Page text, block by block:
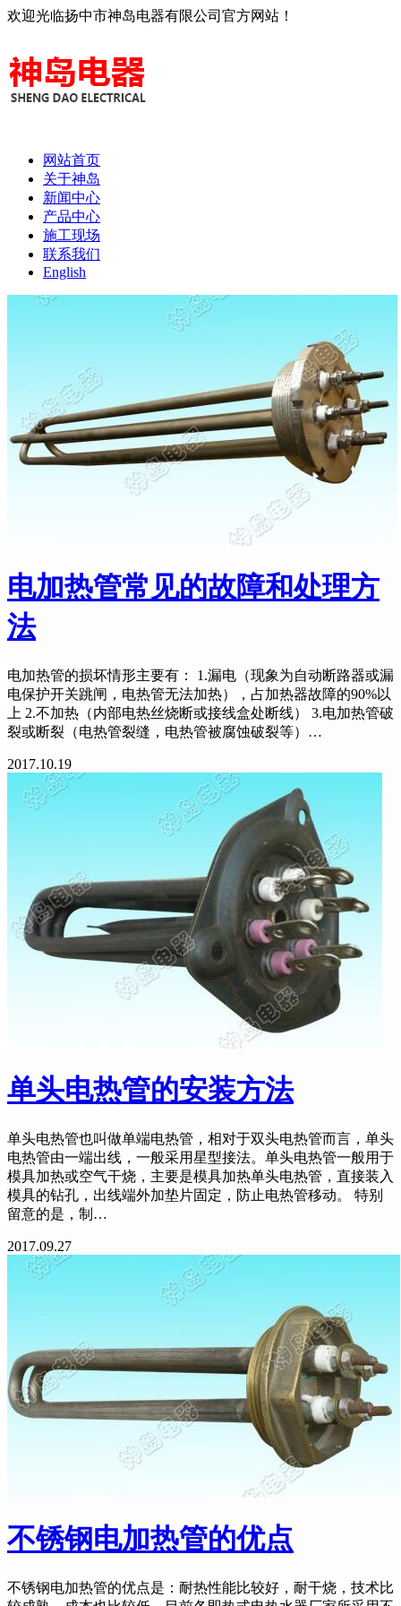
欢迎光临扬中市神岛电器有限公司官方网站！
网站首页
关于神岛
新闻中心
产品中心
施工现场
联系我们
English
电加热管常见的故障和处理方
法
电加热管的损坏情形主要有： 1.漏电（现象为自动断路器或漏
电保护开关跳闸，电热管无法加热），占加热器故障的90%以
上 2.不加热（内部电热丝烧断或接线盒处断线） 3.电加热管破
裂或断裂（电热管裂缝，电热管被腐蚀破裂等）…
2017.10.19
单头电热管的安装方法
单头电热管也叫做单端电热管，相对于双头电热管而言，单头
电热管由一端出线，一般采用星型接法。单头电热管一般用于
模具加热或空气干烧，主要是模具加热单头电热管，直接装入
模具的钻孔，出线端外加垫片固定，防止电热管移动。 特别
留意的是，制…
2017.09.27
不锈钢电加热管的优点
不锈钢电加热管的优点是：耐热性能比较好，耐干烧，技术比